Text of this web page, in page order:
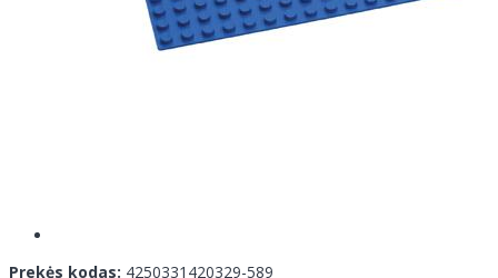
Prekės kodas: 4250331420329-589